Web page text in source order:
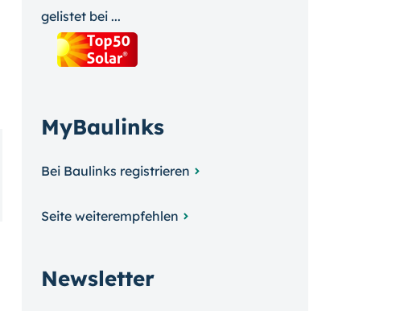
gelistet bei ...
MyBaulinks
Bei Baulinks registrieren
Seite weiterempfehlen
Newsletter